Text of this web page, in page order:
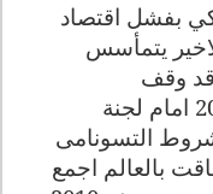
بفشل اقتصاد
يتمأسس
وقف
جرينسبان الخميس 8 ابريل 2010 امام لجنة
التسونامى
بالعالم اجمع